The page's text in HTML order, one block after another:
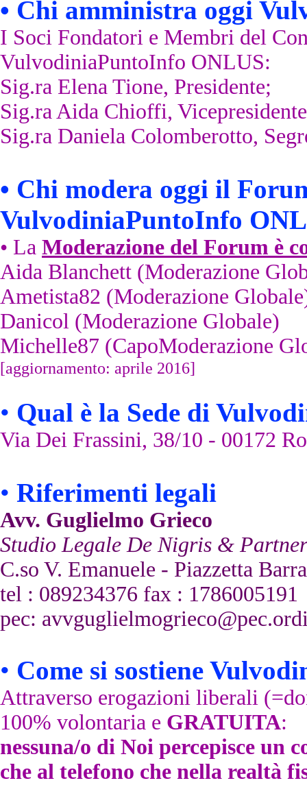
• Chi amministra oggi
I Soci Fondatori e Membri del
VulvodiniaPuntoInfo ONLUS:
Sig.ra Elena Tione, Presidente;
Sig.ra Aida Chioffi,
Sig.ra Daniela Colomberotto,
• Chi modera oggi il
VulvodiniaPuntoInfo
• La Moderazione del Forum è
Aida Blanchett (Moderazione
Ametista82 (Moderazione
Danicol (Moderazione Globale)
Michelle87 (CapoModerazione
[aggiornamento: aprile 2016]
• Qual è la Sede di
Via Dei Frassini, 38/10 - 00172
• Riferimenti legali
Avv. Guglielmo Grieco
Studio Legale De Nigris &
C.so V. Emanuele - Piazzetta
tel : 089234376 fax : 1786005191
pec:
• Come si sostiene
Attraverso erogazioni liberali
100% volontaria e GRATUITA:
nessuna/o di Noi percepisce un
che al telefono che nella realtà